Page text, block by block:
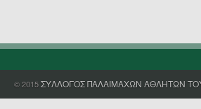
© 2015ΣΥΛΛΟΓΟΣ ΠΑΛΑΙΜΑΧΩΝ ΑΘΛΗΤΩΝ